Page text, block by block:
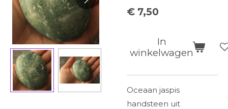
€ 7,50
In
winkelwagen
Oceaan jaspis
handsteen uit